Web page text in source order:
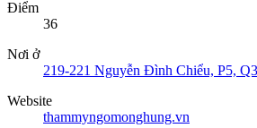
Điểm
36
Nơi ở
219-221 Nguyễn Đình Chiểu, P5,
Website
thammyngomonghung.vn